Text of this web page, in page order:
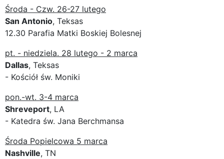
Środa - Czw. 26-27 lutego
San Antonio, Teksas
12.30 Parafia Matki Boskiej Bolesnej
pt. - niedziela. 28 lutego - 2 marca
Dallas, Teksas
- Kościół św. Moniki
pon.-wt. 3-4 marca
Shreveport, LA
- Katedra św. Jana Berchmansa
Środa Popielcowa 5 marca
Nashville, TN